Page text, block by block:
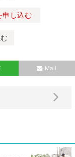
申し込む
Mail